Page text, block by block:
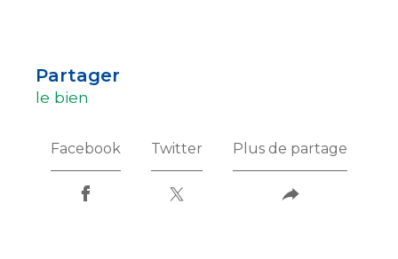
partager
le bien
Facebook Twitter Plus de partage